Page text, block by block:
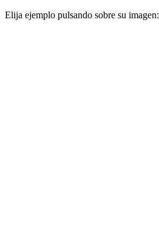
Elija ejemplo pulsando sobre su imagen: